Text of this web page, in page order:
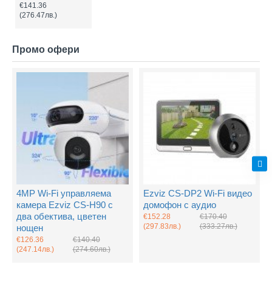
€141.36
(276.47лв.)
Промо офери
4MP Wi-Fi управляема
камера Ezviz CS-H90 с
два обектива, цветен
нощен
€126.36
(247.14лв.)
€140.40
(274.60лв.)
Ezviz CS-DP2 Wi-Fi видео
домофон с аудио
€152.28
(297.83лв.)
€170.40
(333.27лв.)